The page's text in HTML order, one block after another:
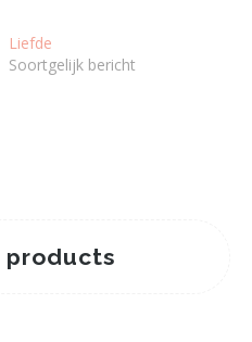
Liefde
Soortgelijk bericht
products